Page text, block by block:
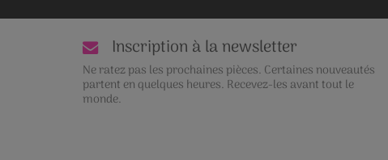
Inscription à la newsletter
Ne ratez pas les prochaines pièces. Certaines nouveautés
partent en quelques heures. Recevez-les avant tout le
monde.